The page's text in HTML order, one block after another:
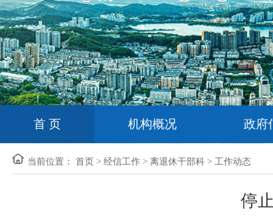
首 页 机构概况 政府
当前位置： 首页 > 经信工作 > 离退休干部科 > 工作动态
停